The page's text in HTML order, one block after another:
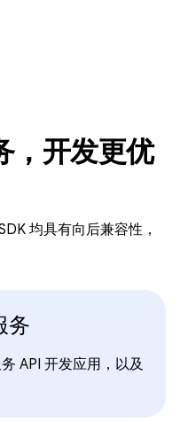
，开发更优
均具有向后兼容性，
务
API 开发应用，以及